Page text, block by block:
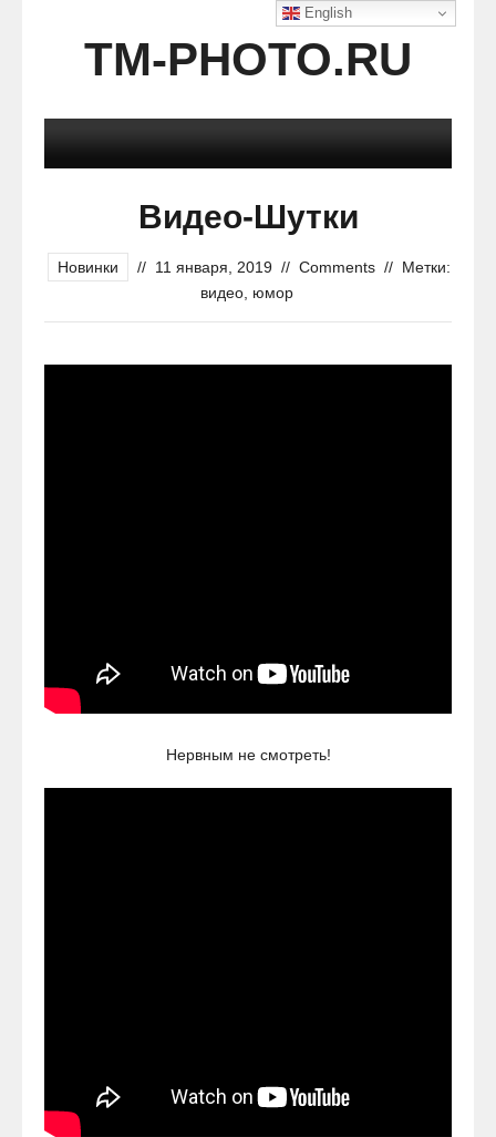
TM-PHOTO.RU
Видео-Шутки
Новинки // 11 января, 2019 // Comments // Метки:
видео юмор
Нервным не смотреть!
English